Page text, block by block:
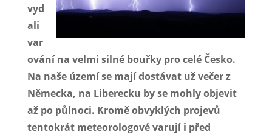
vyd
ali
var
ování na velmi silné bouřky pro celé Česko.
Na naše území se mají dostávat už večer z
Německa, na Liberecku by se mohly objevit
až po půlnoci. Kromě obvyklých projevů
tentokrát meteorologové varují i před